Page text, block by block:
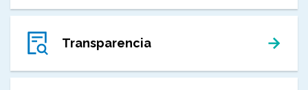
Transparencia